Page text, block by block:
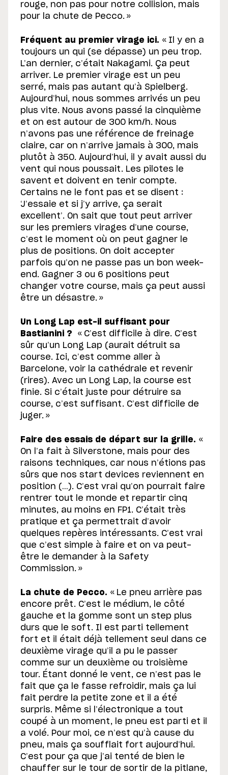
rouge, non pas pour notre collision, mais
pour la chute de Pecco. »
Fréquent au premier virage ici. « Il y en a
toujours un qui (se dépasse) un peu trop.
L’an dernier, c’était Nakagami. Ça peut
arriver. Le premier virage est un peu
serré, mais pas autant qu’à Spielberg.
Aujourd’hui, nous sommes arrivés un peu
plus vite. Nous avons passé la cinquième
et on est autour de 300 km/h. Nous
n’avons pas une référence de freinage
claire, car on n’arrive jamais à 300, mais
plutôt à 350. Aujourd’hui, il y avait aussi du
vent qui nous poussait. Les pilotes le
savent et doivent en tenir compte.
Certains ne le font pas et se disent :
‘J’essaie et si j’y arrive, ça serait
excellent’. On sait que tout peut arriver
sur les premiers virages d’une course,
c’est le moment où on peut gagner le
plus de positions. On doit accepter
parfois qu’on ne passe pas un bon week-
end. Gagner 3 ou 6 positions peut
changer votre course, mais ça peut aussi
être un désastre. »
Un Long Lap est-il suffisant pour
Bastianini ? « C’est difficile à dire. C’est
sûr qu’un Long Lap (aurait détruit sa
course. Ici, c’est comme aller à
Barcelone, voir la cathédrale et revenir
(rires). Avec un Long Lap, la course est
finie. Si c’était juste pour détruire sa
course, c’est suffisant. C’est difficile de
juger. »
Faire des essais de départ sur la grille. «
On l’a fait à Silverstone, mais pour des
raisons techniques, car nous n’étions pas
sûrs que nos start devices reviennent en
position (…). C’est vrai qu’on pourrait faire
rentrer tout le monde et repartir cinq
minutes, au moins en FP1. C’était très
pratique et ça permettrait d’avoir
quelques repères intéressants. C’est vrai
que c’est simple à faire et on va peut-
être le demander à la Safety
Commission. »
La chute de Pecco. « Le pneu arrière pas
encore prêt. C’est le médium, le côté
gauche et la gomme sont un step plus
durs que le soft. Il est parti tellement
fort et il était déjà tellement seul dans ce
deuxième virage qu’il a pu le passer
comme sur un deuxième ou troisième
tour. Étant donné le vent, ce n’est pas le
fait que ça le fasse refroidir, mais ça lui
fait perdre la petite zone et il a été
surpris. Même si l’électronique a tout
coupé à un moment, le pneu est parti et il
a volé. Pour moi, ce n’est qu’à cause du
pneu, mais ça soufflait fort aujourd’hui.
C’est pour ça que j’ai tenté de bien le
chauffer sur le tour de sortir de la pitlane,